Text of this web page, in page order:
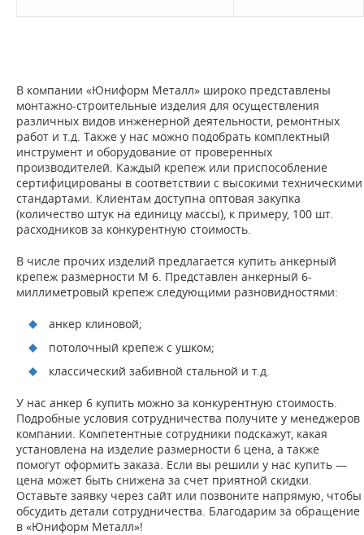
Не нашли ничего подходящего?
Оставьте заявку - мы найдем то, что вам нужно
Жду звонка
В компании «Юниформ Металл» широко представлены
монтажно-строительные изделия для осуществления
различных видов инженерной деятельности, ремонтных
работ и т.д. Также у нас можно подобрать комплектный
инструмент и оборудование от проверенных
производителей. Каждый крепеж или приспособление
сертифицированы в соответствии с высокими техническими
стандартами. Клиентам доступна оптовая закупка
(количество штук на единицу массы), к примеру, 100 шт.
расходников за конкурентную стоимость.
В числе прочих изделий предлагается купить анкерный
крепеж размерности M 6. Представлен анкерный 6-
миллиметровый крепеж следующими разновидностями:
анкер клиновой;
потолочный крепеж с ушком;
классический забивной стальной и т.д.
У нас анкер 6 купить можно за конкурентную стоимость.
Подробные условия сотрудничества получите у менеджеров
компании. Компетентные сотрудники подскажут, какая
установлена на изделие размерности 6 цена, а также
помогут оформить заказа. Если вы решили у нас купить —
цена может быть снижена за счет приятной скидки.
Оставьте заявку через сайт или позвоните напрямую, чтобы
обсудить детали сотрудничества. Благодарим за обращение
в «Юниформ Металл»!